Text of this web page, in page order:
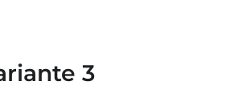
3
27. März 2026